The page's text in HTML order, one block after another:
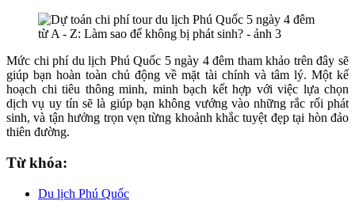
Mức chi phí du lịch Phú Quốc 5 ngày 4 đêm tham khảo trên đây sẽ
giúp bạn hoàn toàn chủ động về mặt tài chính và tâm lý. Một kế
hoạch chi tiêu thông minh, minh bạch kết hợp với việc lựa chọn
dịch vụ uy tín sẽ là giúp bạn không vướng vào những rắc rối phát
sinh, và tận hưởng trọn vẹn từng khoảnh khắc tuyệt đẹp tại hòn đảo
thiên đường.
Từ khóa:
Du lịch Phú Quốc